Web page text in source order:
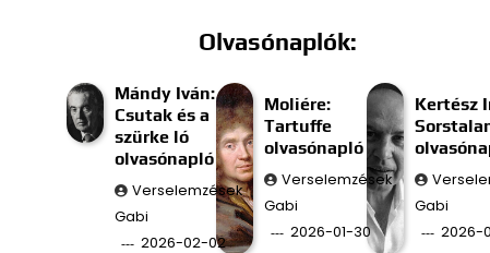
Olvasónaplók:
Mándy Iván:
Csutak és a
szürke ló
olvasónapló
Verselemzések
Gabi
2026-02-02
Moliére:
Tartuffe
olvasónapló
Verselemzések
Gabi
2026-01-30
Kertész
Gabi
2026-